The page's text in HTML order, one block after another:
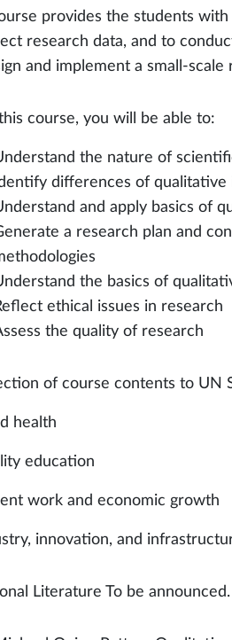
provides the students
research data, and to
and implement a small-
course, you will be able to:
the nature of
differences of
and apply basics of
a research plan and
the basics of
ethical issues in research
the quality of research
of course contents to UN
health
education
work and economic growth
innovation, and
Literature To be announced.